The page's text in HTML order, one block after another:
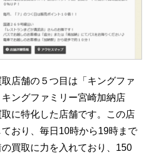
店舗の５つ目は「キングファ
ングファミリー宮崎加納店
に特化した店舗です。この店
おり、毎日10時から19時まで
買取に力を入れており、150